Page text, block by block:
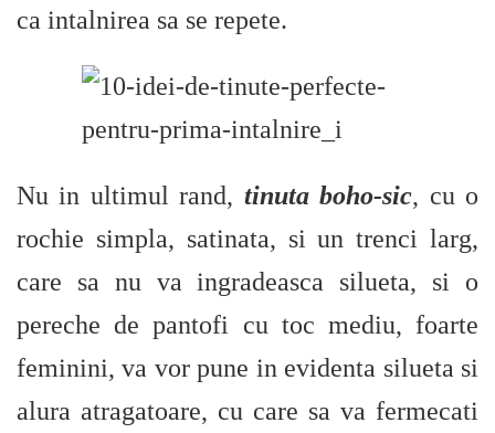
ca intalnirea sa se repete.
Nu in ultimul rand, tinuta boho-sic, cu o
rochie simpla, satinata, si un trenci larg,
care sa nu va ingradeasca silueta, si o
pereche de pantofi cu toc mediu, foarte
feminini, va vor pune in evidenta silueta si
alura atragatoare, cu care sa va fermecati